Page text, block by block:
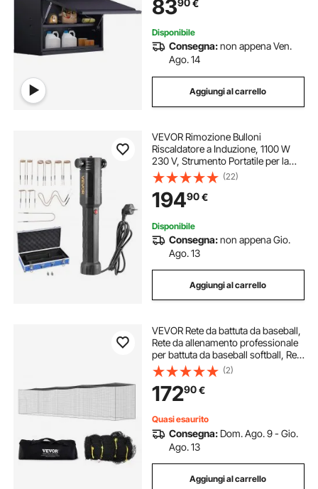
Regolabile, Porta a Pressione per
Chiudere/Aprire
83 €
Disponibile
Consegna:non appena Ven.
Ago. 14
Aggiungi al carrello
VEVOR Rimozione Bulloni
Riscaldatore a Induzione, 1100 W
230 V, Strumento Portatile per la
Rimozione di Dadi, Mini Macchina
Riscaldante per la Rimozione di Viti
Arrugginite, con 10 Bobine e Scatola
(22)
19490€
Disponibile
Consegna:non appena Gio.
Ago. 13
Aggiungi al carrello
VEVOR Rete da battuta da baseball,
Rete da allenamento professionale
per battuta da baseball softball, Rete
da tiro portatile per pratica, Rete in
PE chiusa per carichi pesanti, 55FT
(SOLO RETE)
(2)
17290€
Quasi esaurito
Consegna: Dom. Ago. 9 - Gio.
Ago. 13
Aggiungi al carrello